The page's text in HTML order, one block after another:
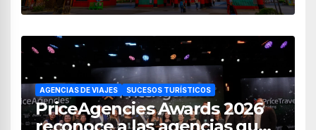
AGENCIAS DE VIAJES SUCESOS TURÍSTICOS
PriceAgencies Awards 2026
reconoce a las agencias que